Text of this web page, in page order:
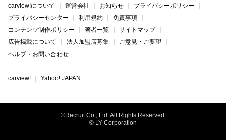
carview!について 運営会社 お知らせ
プライバシーポリシー
プライバシーセンター
利用規約
免責事項
コンテンツ制作ポリシー
著者一覧
サイトマップ
広告掲載について
法人加盟店募集
ご意見・ご要望
ヘルプ・お問い合わせ
carview! Yahoo! JAPAN
©Recruit Co., Ltd. All Rights Reserved.
© LY Corporation